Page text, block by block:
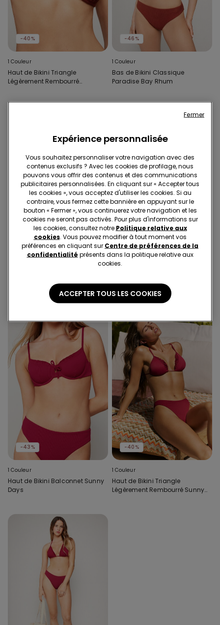
-40%
1 Couleur
Haut de Bikini Triangle
Légèrement Rembourré
-46%
1 Couleur
Bas de Bikini Classique
Paradise Bay Rhum
-43%
Légèrement Rembourré
Paradise Bay Rhum
-46%
1 Couleur
Bay Rhum
-43%
1 Couleur
Haut de Bikini Balconnet Sunny
Days
-40%
1 Couleur
Haut de Bikini Triangle
Légèrement Rembourré Sunny
Expérience personnalisée
Vous souhaitez personnaliser votre navigation avec des
contenus exclusifs ? Avec les cookies de profilage, nous
pouvons vous offrir des contenus et des communications
publicitaires personnalisées. En cliquant sur « Accepter tous
les cookies », vous acceptez d'utiliser les cookies. Si au
contraire, vous fermez cette bannière en appuyant sur le
bouton « Fermer », vous continuerez votre navigation et les
cookies ne seront pas activés. Pour plus d'informations sur
les cookies, consultez notre Politique relative aux
cookies. Vous pouvez modifier à tout moment vos
préférences en cliquant sur Centre de préférences de la
confidentialité présents dans la politique relative aux
cookies.
ACCEPTER TOUS LES COOKIES
Fermer